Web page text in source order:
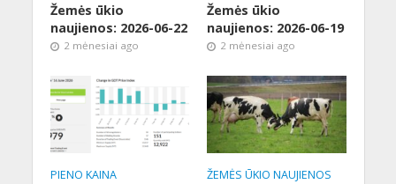
Žemės ūkio
naujienos: 2026-06-22
2 mėnesiai ago
Žemės ūkio
naujienos: 2026-06-19
2 mėnesiai ago
PIENO KAINA ŽEMĖS ŪKIO NAUJIENOS